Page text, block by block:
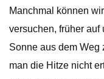
Manchmal können
versuchen, früher
Sonne aus dem Weg
man die Hitze nicht